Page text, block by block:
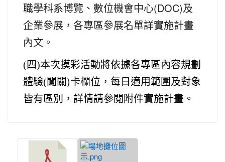
職學科系博覽、數位機會中心(DOC)及
企業參展，各專區參展名單詳實施計畫
內文。
(四)本次摸彩活動將依據各專區內容規劃
體驗(闖關)卡欄位，每日適用範圍及對象
皆有區別，詳情請參閱附件實施計畫。